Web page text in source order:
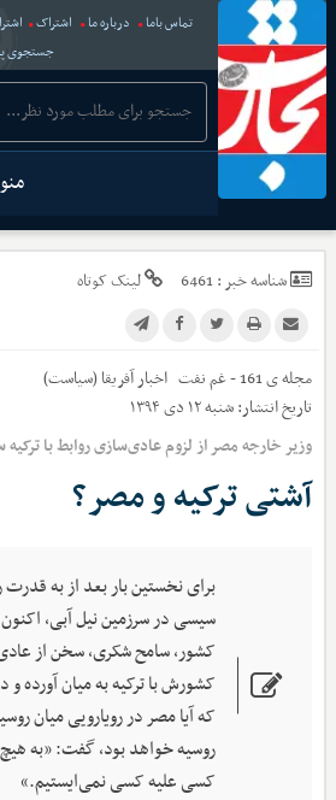
تماس باما درباره ما اشتراک
جستجوی
منو
شناسه خبر :6461 لینک کوتاه
مجله ی 161 - غم نفت اخبارآفریقا (سیاست)
تاریخ انتشار:شنبه ۱۲ دی ۱۳۹۴
وزیر خارجه مصر از لزوم عادی‌سازی روابط با
آشتی ترکیه و مصر؟
برای نخستین بار بعد از به
سیسی در سرزمین نیل آبی،
کشور، سامح شکری، سخن از
کشورش با ترکیه به میان آورده و
که آیا مصر در رویارویی میان
روسیه خواهد بود، گفت: «به
کسی علیه کسی نمی‌ایستیم.»